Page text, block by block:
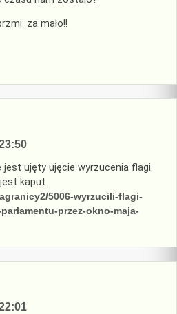
za mało!!
jest ujęty ujęcie wyrzucenia flagi
kaput.
5006-wyrzucili-flagi-
przez-okno-maja-